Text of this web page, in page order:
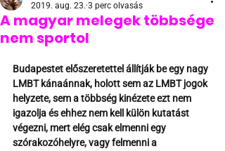
A magyar melegek többsége
nem sportol
2019. aug. 23. 3 perc olvasás
Budapestet előszeretettel állítják be egy nagy
LMBT kánaánnak, holott sem az LMBT jogok
helyzete, sem a többség kinézete ezt nem
igazolja és ehhez nem kell külön kutatást
végezni, mert elég csak elmenni egy
szórakozóhelyre, vagy felmenni a